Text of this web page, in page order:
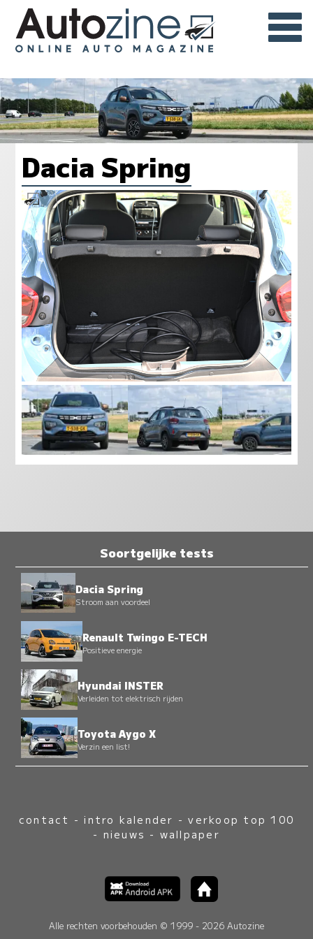
Dacia Spring
Soortgelijke tests
Dacia Spring
Stroom aan voordeel
Renault Twingo E-TECH
Positieve energie
Hyundai INSTER
Verleiden tot elektrisch rijden
Toyota Aygo X
Verzin een list!
contact -intro kalender -verkoop top 100
- nieuws - wallpaper
Alle rechten voorbehouden © 1999 - 2026 Autozine